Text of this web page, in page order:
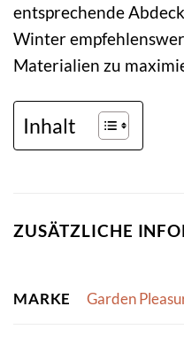
entsprechende
Winter
Materialien zu
Inhalt
ZUSÄTZLICHE
MARKE Garden